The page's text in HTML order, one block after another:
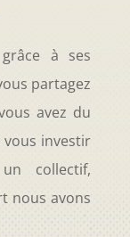
grâce à ses
partagez
avez du
vous investir
collectif,
nous avons